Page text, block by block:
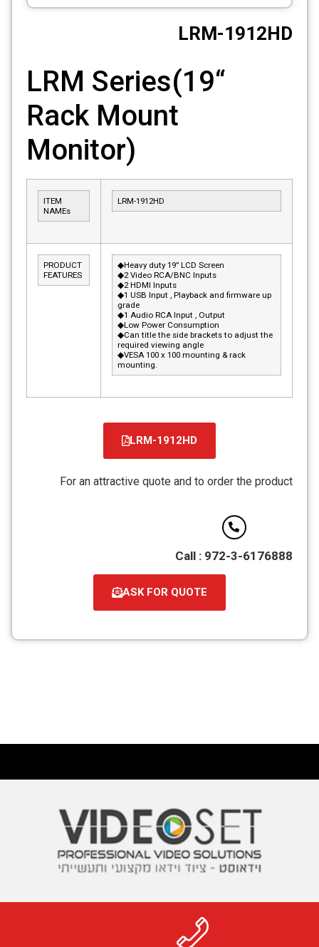
LRM-1912HD
LRM Series(19“
Rack Mount
Monitor)
ITEM
NAMEs
LRM-1912HD
PRODUCT
FEATURES
◆Heavy duty 19” LCD Screen
◆2 Video RCA/BNC Inputs
◆2 HDMI Inputs
◆1 USB Input , Playback and firmware up
grade
◆1 Audio RCA Input , Output
◆Low Power Consumption
◆Can title the side brackets to adjust the
required viewing angle
◆VESA 100 x 100 mounting & rack
mounting.
LRM-1912HD
For an attractive quote and to order the product
Call : 972-3-6176888
ASK FOR QUOTE